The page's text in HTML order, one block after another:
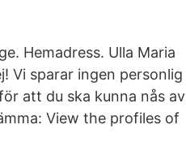
Hemadress. Ulla Maria
Vi sparar ingen personlig
att du ska kunna nås av
View the profiles of